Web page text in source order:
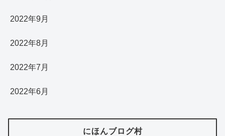
2022年9月
2022年8月
2022年7月
2022年6月
にほんブログ村